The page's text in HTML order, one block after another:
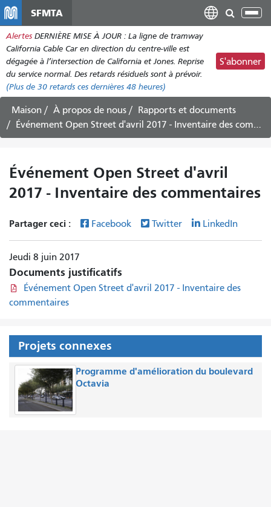
contenu
principal
SFMTA
Alertes DERNIÈRE MISE À JOUR : La ligne de tramway
California Cable Car en direction du centre-ville est
dégagée à l’intersection de California et Jones. Reprise
du service normal. Des retards résiduels sont à prévoir.
(Plus de 30 retards ces dernières 48 heures)
S'abonner
Maison À propos de nous
Rapports et documents
Événement Open Street d'avril 2017 - Inventaire des commentaires
Événement Open Street d'avril
2017 - Inventaire des commentaires
Partager ceci : Facebook Twitter LinkedIn
Jeudi 8 juin 2017
Documents justificatifs
Événement Open Street d'avril 2017 - Inventaire des
commentaires
Projets connexes
Programme d'amélioration du boulevard
Octavia